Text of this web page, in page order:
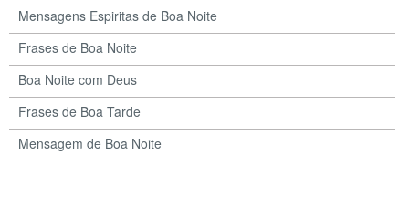
Mensagens Espiritas de Boa Noite
Frases de Boa Noite
Boa Noite com Deus
Frases de Boa Tarde
Mensagem de Boa Noite